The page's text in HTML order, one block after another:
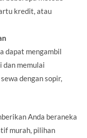
kredit, atau
dapat mengambil
dan memulai
dengan sopir,
Anda beraneka
murah, pilihan